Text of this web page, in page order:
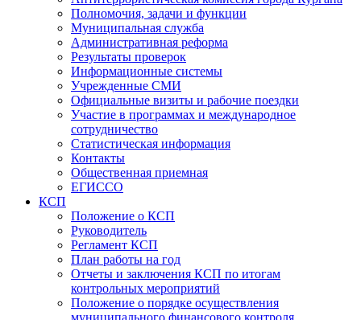
Полномочия, задачи и функции
Муниципальная служба
Административная реформа
Результаты проверок
Информационные системы
Учрежденные СМИ
Официальные визиты и рабочие поездки
Участие в программах и международное
сотрудничество
Статистическая информация
Контакты
Общественная приемная
ЕГИССО
КСП
Положение о КСП
Руководитель
Регламент КСП
План работы на год
Отчеты и заключения КСП по итогам
контрольных мероприятий
Положение о порядке осуществления
муниципального финансового контроля